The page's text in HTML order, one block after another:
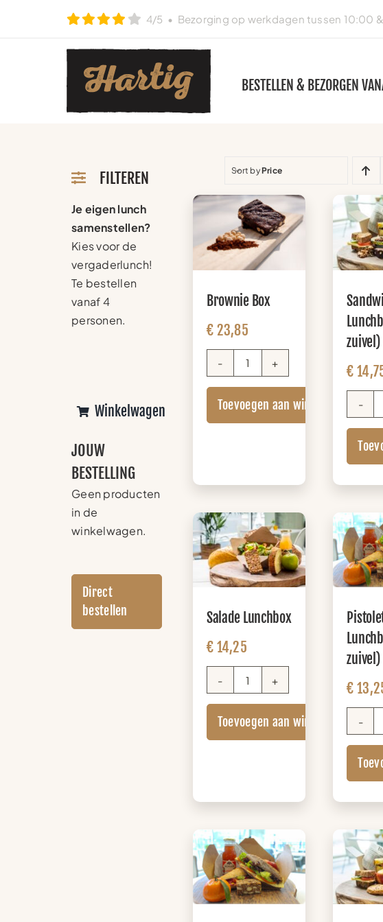
4/5 • Bezorging op werkdagen tussen 10:00
BESTELLEN & BEZORGEN
FILTEREN
Je eigen lunch
samenstellen?
Kies voor de
vergaderlunch!
Te bestellen
vanaf 4
personen.
Winkelwagen
JOUW
BESTELLING
Geen producten
in de
winkelwagen.
Direct
bestellen
Sort byPrice
Brownie Box
€ 23,85
Brownie
Box
aantal
Toevoegen aan winkelwagen
zuivel)
€
Salade Lunchbox
€ 14,25
Salade
Lunchbox
aantal
Toevoegen aan winkelwagen
zuivel)
€